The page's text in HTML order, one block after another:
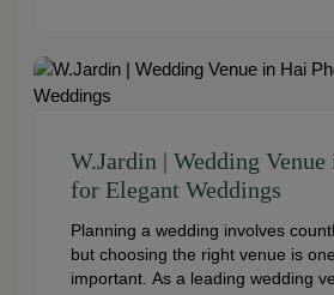
W.Jardin | Wedding
for Elegant Weddings
Planning a wedding involves
but choosing the right venue is
important. As a leading wedding